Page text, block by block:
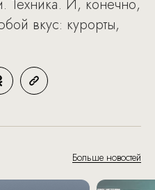
Техника. И, конечно,
вкус: курорты,
Больше новостей